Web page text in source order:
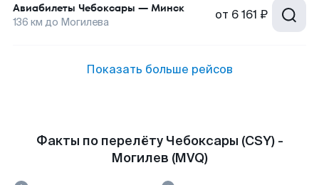
Авиабилеты Чебоксары — Минск
136 км до Могилева от 6 161 ₽
Показать больше рейсов
Факты по перелёту Чебоксары (CSY) -
Могилев (MVQ)